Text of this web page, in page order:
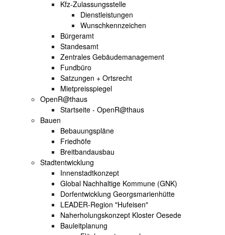
Kfz-Zulassungsstelle
Dienstleistungen
Wunschkennzeichen
Bürgeramt
Standesamt
Zentrales Gebäudemanagement
Fundbüro
Satzungen + Ortsrecht
Mietpreisspiegel
OpenR@thaus
Startseite - OpenR@thaus
Bauen
Bebauungspläne
Friedhöfe
Breitbandausbau
Stadtentwicklung
Innenstadtkonzept
Global Nachhaltige Kommune (GNK)
Dorfentwicklung Georgsmarienhütte
LEADER-Region "Hufeisen"
Naherholungskonzept Kloster Oesede
Bauleitplanung